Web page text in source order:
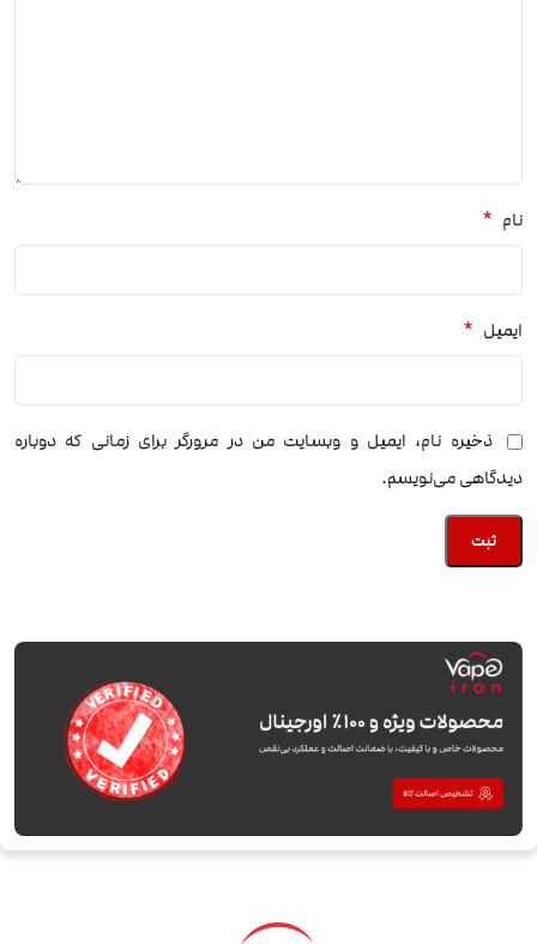
نام *
ایمیل *
ذخیره نام، ایمیل و وبسایت من در مرورگر برای زمانی که دوباره
دیدگاهی می‌نویسم.